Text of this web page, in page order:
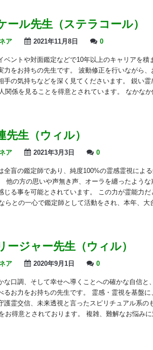
ール先生（ステラコール）
ア 2021年11月8日 0
ベントや対面鑑定などで10年以上のキャリアを積
力をお持ちの先生です。 波動修正を行いながら、
手の気持ちなどを深く見てくださいます。 鋭い霊
関係を見ることを得意とされています。 なかな
先生（ウィル）
ア 2021年3月3日 0
全盲の鑑定師であり、純度100%の霊感霊視によ
他の方の思いや声無き声、オーラを纏ったよう
じる事を可能とされています。 この力が霊能力だ
らとの一心で鑑定師として活動をされ、本年、大
ージャー先生（ウィル）
ア 2020年9月1日 0
な口調、そして幸せへ導くことへの確かな自信と
るお力をお持ちの先生です。 霊感・霊視を基盤
護霊交信、未来透視と言ったスピリチュアル系の
お得意とされております。 複雑、難解なお悩み